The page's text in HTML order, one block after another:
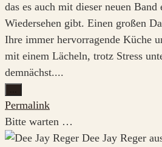
das es auch mit dieser neuen Band
Wiedersehen gibt. Einen großen
Ihre immer hervorragende Küche
mit einem Lächeln, trotz Stress
demnächst....
...
Metabox
ein-/ausblenden.
Permalink
Bitte warten …
Dee Jay Reger